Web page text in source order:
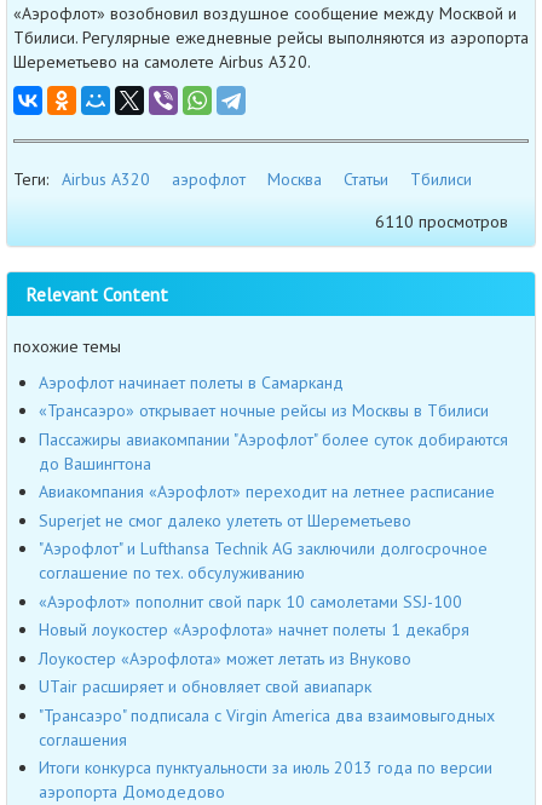
«Аэрофлот» возобновил воздушное сообщение между Москвой и
Тбилиси. Регулярные ежедневные рейсы выполняются из аэропорта
Шереметьево на самолете Airbus A320.
Теги: Airbus A320 аэрофлот Москва Статьи
Тбилиси
6110 просмотров
Relevant Content
похожие темы
Аэрофлот начинает полеты в Самарканд
«Трансаэро» открывает ночные рейсы из Москвы в Тбилиси
Пассажиры авиакомпании "Аэрофлот" более суток добираются
до Вашингтона
Авиакомпания «Аэрофлот» переходит на летнее расписание
Superjet не смог далеко улететь от Шереметьево
"Аэрофлот" и Lufthansa Technik AG заключили долгосрочное
соглашение по тех. обсулуживанию
«Аэрофлот» пополнит свой парк 10 самолетами SSJ-100
Новый лоукостер «Аэрофлота» начнет полеты 1 декабря
Лоукостер «Аэрофлота» может летать из Внуково
UTair расширяет и обновляет свой авиапарк
"Трансаэро" подписала с Virgin America два взаимовыгодных
соглашения
Итоги конкурса пунктуальности за июль 2013 года по версии
аэропорта Домодедово